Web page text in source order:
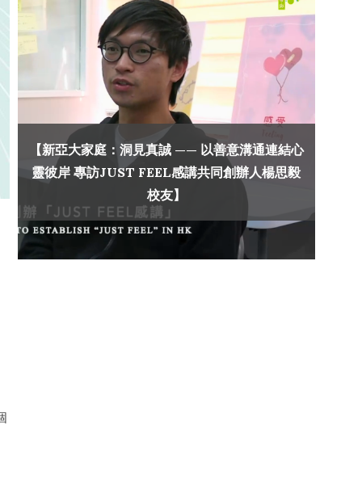
【新亞大家庭：洞見真誠 —— 以善意溝通連結心
靈彼岸 專訪JUST FEEL感講共同創辦人楊思毅
校友】